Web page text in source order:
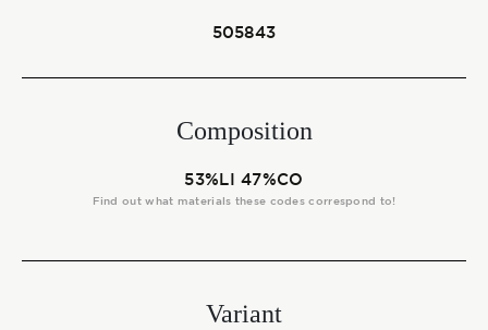
505843
Composition
53%LI 47%CO
Find out what materials these codes correspond to!
Variant
NEWS